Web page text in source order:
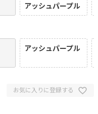
アッシュパープル
アッシュパープル
お気に入りに登録する